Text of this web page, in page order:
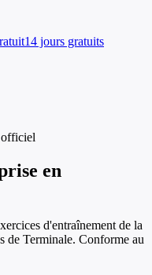
14 jours gratuits
officiel
en
d'entraînement de la
de Terminale. Conforme au